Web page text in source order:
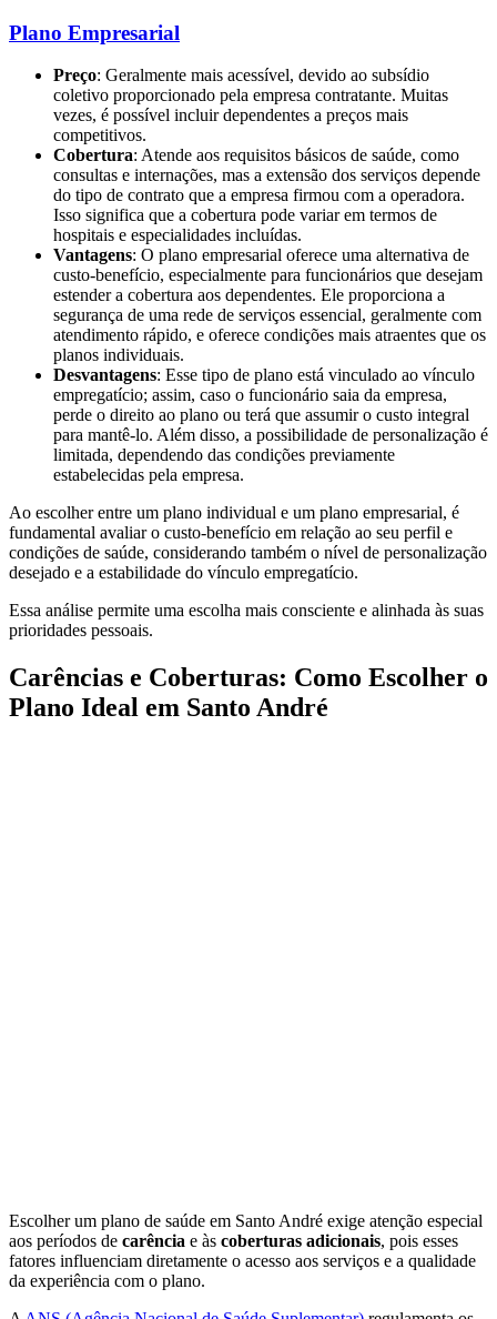
Plano Empresarial
Preço: Geralmente mais acessível, devido ao subsídio
coletivo proporcionado pela empresa contratante. Muitas
vezes, é possível incluir dependentes a preços mais
competitivos.
Cobertura: Atende aos requisitos básicos de saúde, como
consultas e internações, mas a extensão dos serviços depende
do tipo de contrato que a empresa firmou com a operadora.
Isso significa que a cobertura pode variar em termos de
hospitais e especialidades incluídas.
Vantagens: O plano empresarial oferece uma alternativa de
custo-benefício, especialmente para funcionários que desejam
estender a cobertura aos dependentes. Ele proporciona a
segurança de uma rede de serviços essencial, geralmente com
atendimento rápido, e oferece condições mais atraentes que os
planos individuais.
Desvantagens: Esse tipo de plano está vinculado ao vínculo
empregatício; assim, caso o funcionário saia da empresa,
perde o direito ao plano ou terá que assumir o custo integral
para mantê-lo. Além disso, a possibilidade de personalização é
limitada, dependendo das condições previamente
estabelecidas pela empresa.
Ao escolher entre um plano individual e um plano empresarial, é
fundamental avaliar o custo-benefício em relação ao seu perfil e
condições de saúde, considerando também o nível de personalização
desejado e a estabilidade do vínculo empregatício.
Essa análise permite uma escolha mais consciente e alinhada às suas
prioridades pessoais.
Carências e Coberturas: Como Escolher o
Plano Ideal em Santo André
Escolher um plano de saúde em Santo André exige atenção especial
aos períodos de carência e às coberturas adicionais, pois esses
fatores influenciam diretamente o acesso aos serviços e a qualidade
da experiência com o plano.